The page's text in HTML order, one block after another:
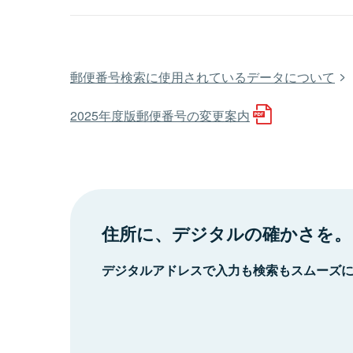
郵便番号検索に使用されているデータについて
2025年度版郵便番号の変更案内
住所に、デジタルの確かさを。
デジタルアドレスで入力も検索もスムーズ